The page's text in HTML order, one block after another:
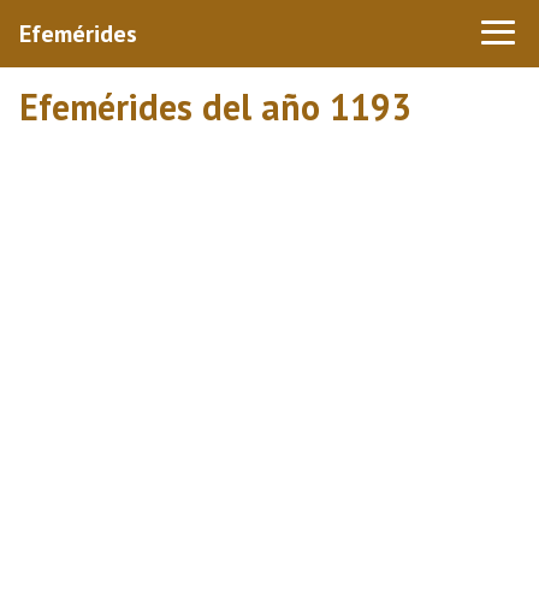
Efemérides
Efemérides del año 1193